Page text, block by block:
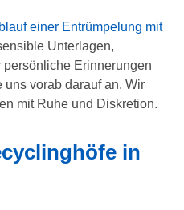
einer Entrümpelung mit
Unterlagen,
Erinnerungen
uns vorab darauf an. Wir
mit Ruhe und Diskretion.
in